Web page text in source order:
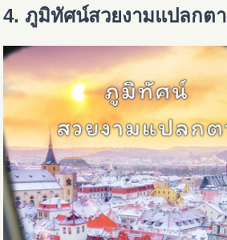
4. ภูมิทัศน์สวยงามแปลกตา